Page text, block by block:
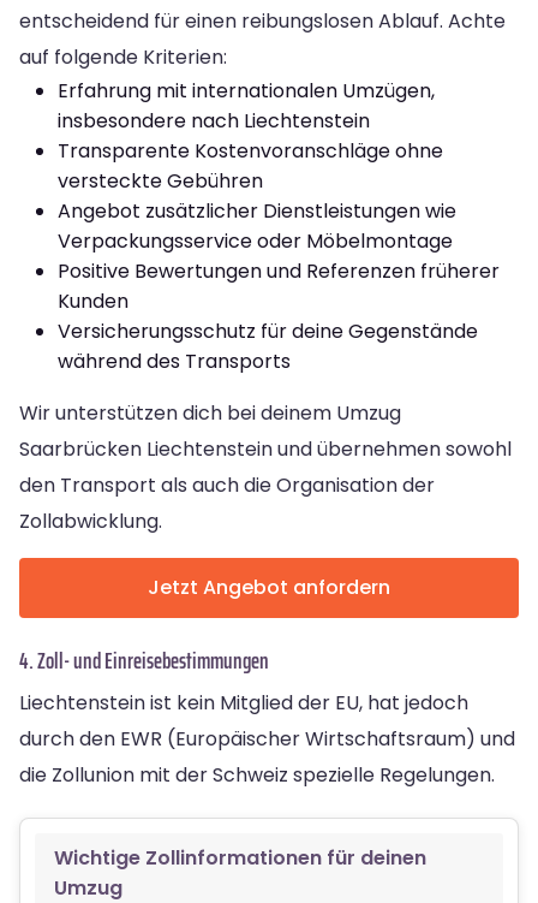
entscheidend für einen reibungslosen Ablauf. Achte
auf folgende Kriterien:
Erfahrung mit internationalen Umzügen,
insbesondere nach Liechtenstein
Transparente Kostenvoranschläge ohne
versteckte Gebühren
Angebot zusätzlicher Dienstleistungen wie
Verpackungsservice oder Möbelmontage
Positive Bewertungen und Referenzen früherer
Kunden
Versicherungsschutz für deine Gegenstände
während des Transports
Wir unterstützen dich bei deinem Umzug
Saarbrücken Liechtenstein und übernehmen sowohl
den Transport als auch die Organisation der
Zollabwicklung.
Jetzt Angebot anfordern
4. Zoll- und Einreisebestimmungen
Liechtenstein ist kein Mitglied der EU, hat jedoch
durch den EWR (Europäischer Wirtschaftsraum) und
die Zollunion mit der Schweiz spezielle Regelungen.
Wichtige Zollinformationen für deinen
Umzug